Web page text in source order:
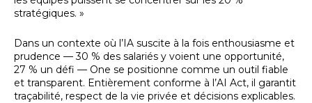
stratégiques. »
Dans un contexte où l’IA suscite à la fois enthousiasme et
prudence — 30 % des salariés y voient une opportunité,
27 % un défi — One se positionne comme un outil fiable
et transparent. Entièrement conforme à l’AI Act, il garantit
traçabilité, respect de la vie privée et décisions explicables.